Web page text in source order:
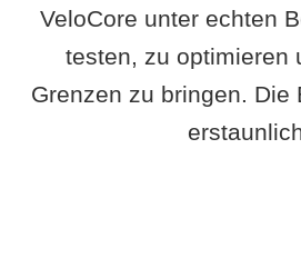
VeloCore unter echten
testen, zu optimieren
Grenzen zu bringen. Die